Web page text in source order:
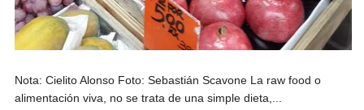
Nota: Cielito Alonso Foto: Sebastián Scavone La raw food o
alimentación viva, no se trata de una simple dieta,...